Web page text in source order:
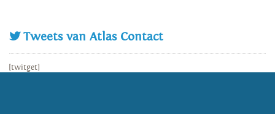
Tweets van Atlas Contact
[twitget]